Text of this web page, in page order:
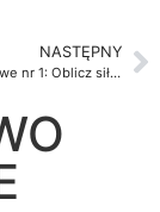
NASTĘPNY
Zadanie Finansowe nr 1: Oblicz siłę nabywczą renty kapitałowej.